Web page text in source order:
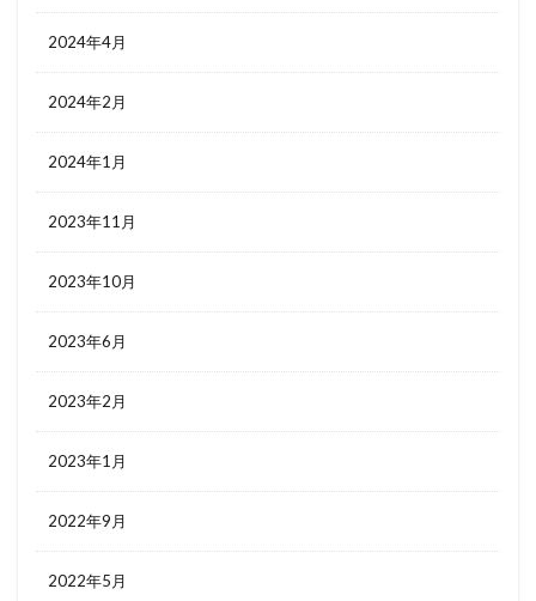
2024年4月
2024年2月
2024年1月
2023年11月
2023年10月
2023年6月
2023年2月
2023年1月
2022年9月
2022年5月